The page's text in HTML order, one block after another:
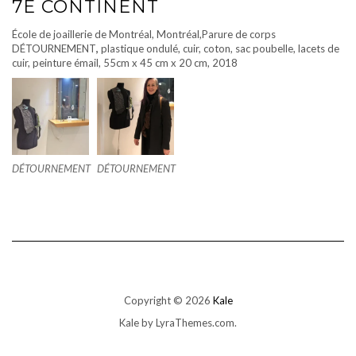
7E CONTINENT
École de joaillerie de Montréal, Montréal,Parure de corps
DÉTOURNEMENT, plastique ondulé, cuir, coton, sac poubelle, lacets de
cuir, peinture émail, 55cm x 45 cm x 20 cm, 2018
DÉTOURNEMENT DÉTOURNEMENT
Copyright © 2026 Kale
Kaleby LyraThemes.com.